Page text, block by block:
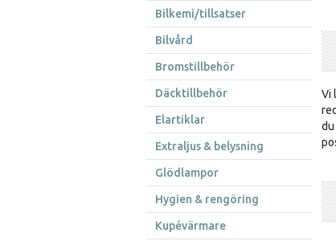
Bilkemi/tillsatser
Bilvård
Bromstillbehör
Däcktillbehör
Elartiklar
Extraljus & belysning
Glödlampor
Hygien & rengöring
Kupévärmare
Vi
du